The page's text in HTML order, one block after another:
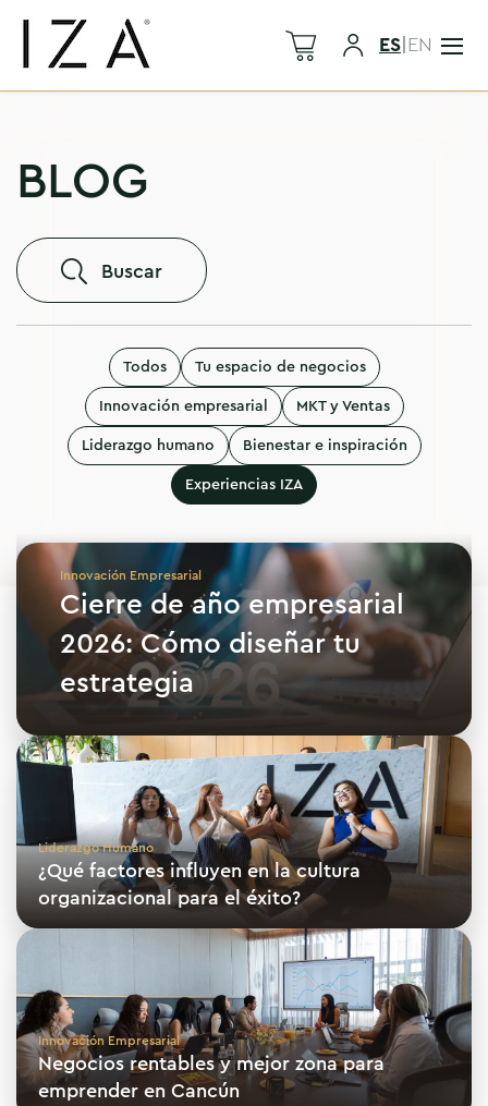
ES|EN
BLOG
Buscar
Todos
Tu espacio de negocios
Innovación empresarial
MKT y Ventas
Liderazgo humano
Bienestar e inspiración
Experiencias IZA
Innovación Empresarial
Cierre de año empresarial
2026: Cómo diseñar tu
estrategia
Liderazgo Humano
¿Qué factores influyen en la cultura
organizacional para el éxito?
Innovación Empresarial
Negocios rentables y mejor zona para
emprender en Cancún